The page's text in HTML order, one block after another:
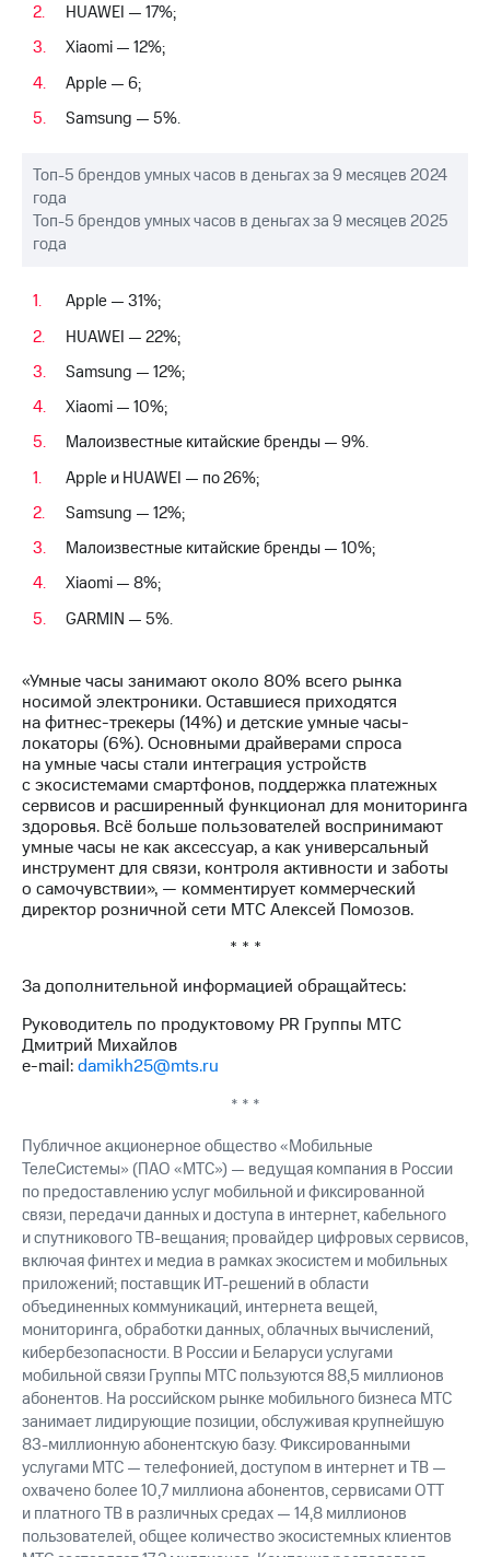
Порядок
выкупа
акций
Дивиденды
облигаций
Еврооблигации-2023
о
Другое
Регистратор
Реквизиты
развитие
деловая этика
HUAWEI — 17%;
Xiaomi — 12%;
Apple — 6;
Samsung — 5%.
Топ-5 брендов умных часов в деньгах за 9 месяцев 2024
года
Топ-5 брендов умных часов в деньгах за 9 месяцев 2025
года
Apple — 31%;
HUAWEI — 22%;
Samsung — 12%;
Xiaomi — 10%;
Малоизвестные китайские бренды — 9%.
Apple и HUAWEI — по 26%;
Samsung — 12%;
Малоизвестные китайские бренды — 10%;
Xiaomi — 8%;
GARMIN — 5%.
«Умные часы занимают около 80% всего рынка
носимой электроники. Оставшиеся приходятся
на фитнес-трекеры (14%) и детские умные часы-
локаторы (6%). Основными драйверами спроса
на умные часы стали интеграция устройств
с экосистемами смартфонов, поддержка платежных
сервисов и расширенный функционал для мониторинга
здоровья. Всё больше пользователей воспринимают
умные часы не как аксессуар, а как универсальный
инструмент для связи, контроля активности и заботы
о самочувствии», — комментирует коммерческий
директор розничной сети МТС Алексей Помозов.
* * *
За дополнительной информацией обращайтесь:
Руководитель по продуктовому PR Группы МТС
Дмитрий Михайлов
e-mail:damikh25@mts.ru
* * *
Публичное акционерное общество «Мобильные
ТелеСистемы» (ПАО «МТС») — ведущая компания в России
по предоставлению услуг мобильной и фиксированной
связи, передачи данных и доступа в интернет, кабельного
и спутникового ТВ-вещания; провайдер цифровых сервисов,
включая финтех и медиа в рамках экосистем и мобильных
приложений; поставщик ИТ-решений в области
объединенных коммуникаций, интернета вещей,
мониторинга, обработки данных, облачных вычислений,
кибербезопасности. В России и Беларуси услугами
мобильной связи Группы МТС пользуются 88,5 миллионов
абонентов. На российском рынке мобильного бизнеса МТС
занимает лидирующие позиции, обслуживая крупнейшую
83-миллионную абонентскую базу. Фиксированными
услугами МТС — телефонией, доступом в интернет и ТВ —
охвачено более 10,7 миллиона абонентов, сервисами OTT
и платного ТВ в различных средах — 14,8 миллионов
пользователей, общее количество экосистемных клиентов